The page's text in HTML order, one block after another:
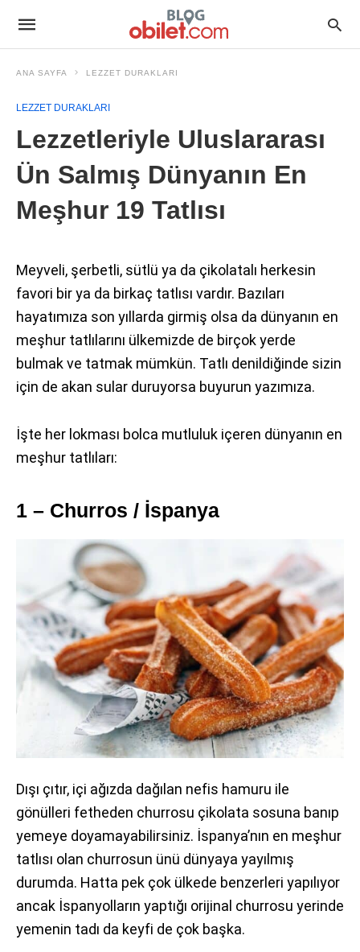
ANA SAYFA LEZZET DURAKLARI
LEZZET DURAKLARI
Lezzetleriyle Uluslararası
Ün Salmış Dünyanın En
Meşhur 19 Tatlısı
Meyveli, şerbetli, sütlü ya da çikolatalı herkesin
favori bir ya da birkaç tatlısı vardır. Bazıları
hayatımıza son yıllarda girmiş olsa da dünyanın en
meşhur tatlılarını ülkemizde de birçok yerde
bulmak ve tatmak mümkün. Tatlı denildiğinde sizin
için de akan sular duruyorsa buyurun yazımıza.
İşte her lokması bolca mutluluk içeren dünyanın en
meşhur tatlıları:
1 – Churros / İspanya
Dışı çıtır, içi ağızda dağılan nefis hamuru ile
gönülleri fetheden churrosu çikolata sosuna banıp
yemeye doyamayabilirsiniz. İspanya’nın en meşhur
tatlısı olan churrosun ünü dünyaya yayılmış
durumda. Hatta pek çok ülkede benzerleri yapılıyor
ancak İspanyolların yaptığı orijinal churrosu yerinde
yemenin tadı da keyfi de çok başka.